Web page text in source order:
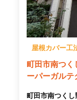
屋根カバー工
町田市南つく
ーパーガルテ
町田市南つく